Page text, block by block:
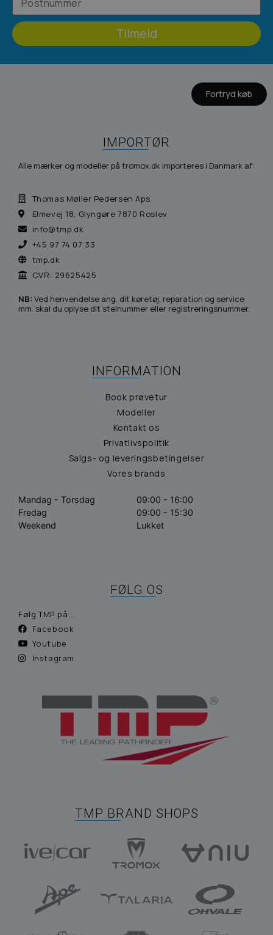
Tilmeld
Fortryd køb
IMPORTØR
Alle mærker og modeller på tromox.dk importeres i Danmark af:
Thomas Møller Pedersen Aps.
Elmevej 18, Glyngøre 7870 Roslev
info@tmp.dk
+45 97 74 07 33
tmp.dk
CVR: 29625425
NB: Ved henvendelse ang. dit køretøj, reparation og service
mm. skal du oplyse dit stelnummer eller registreringsnummer.
INFORMATION
Book prøvetur
Modeller
Kontakt os
Privatlivspolitik
Salgs- og leveringsbetingelser
Vores brands
Mandag - Torsdag
09:00 - 16:00
Fredag
09:00 - 15:30
Weekend
Lukket
FØLG OS
Følg TMP på...
Facebook
Youtube
Instagram
TMP BRAND SHOPS